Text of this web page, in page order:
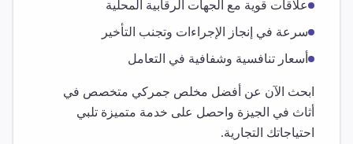
علاقات قوية مع الجهات الرقابية المحلية
سرعة في إنجاز الإجراءات وتجنب التأخير
أسعار تنافسية وشفافية في التعامل
ابحث الآن عن أفضل مخلص جمركي متخصص في
أثاث في الجيزة واحصل على خدمة متميزة تلبي
احتياجاتك التجارية.